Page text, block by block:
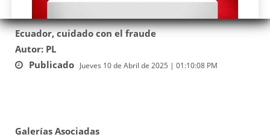
Ecuador, cuidado con el fraude
Autor: PL
Publicado Jueves 10 de Abril de 2025 | 01:10:08 PM
Galerías Asociadas